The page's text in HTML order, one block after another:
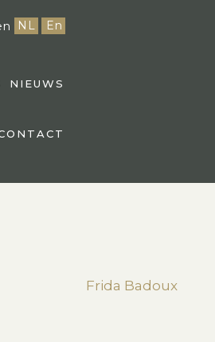
NL En
NIEUWS
Frida Badoux